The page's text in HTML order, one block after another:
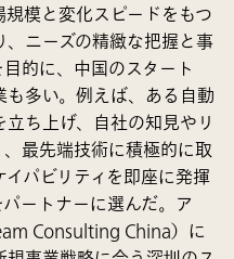
模と変化スピードをもつ
ニーズの精緻な把握と事
的に、中国のスタート
多い。例えば、ある自動
ち上げ、自社の知見やリ
最先端技術に積極的に取
パビリティを即座に発揮
ートナーに選んだ。ア
Consulting China）に